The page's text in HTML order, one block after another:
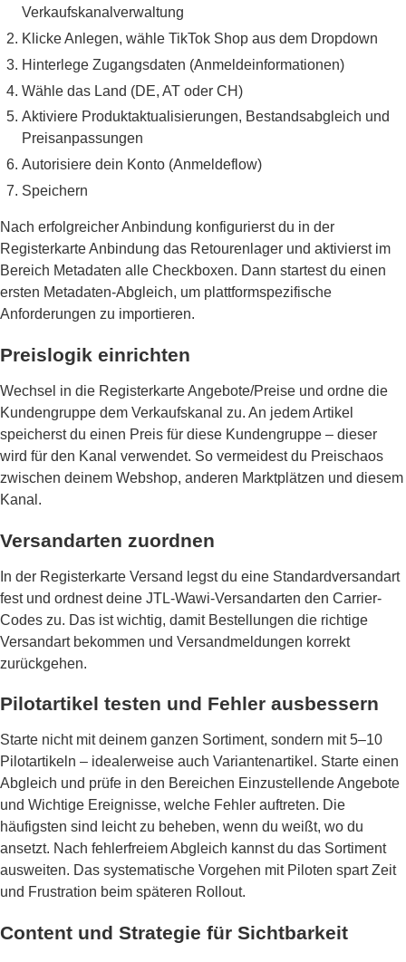
Verkaufskanalverwaltung
Klicke Anlegen, wähle TikTok Shop aus dem Dropdown
Hinterlege Zugangsdaten (Anmeldeinformationen)
Wähle das Land (DE, AT oder CH)
Aktiviere Produktaktualisierungen, Bestandsabgleich und
Preisanpassungen
Autorisiere dein Konto (Anmeldeflow)
Speichern
Nach erfolgreicher Anbindung konfigurierst du in der
Registerkarte Anbindung das Retourenlager und aktivierst im
Bereich Metadaten alle Checkboxen. Dann startest du einen
ersten Metadaten-Abgleich, um plattformspezifische
Anforderungen zu importieren.
Preislogik einrichten
Wechsel in die Registerkarte Angebote/Preise und ordne die
Kundengruppe dem Verkaufskanal zu. An jedem Artikel
speicherst du einen Preis für diese Kundengruppe – dieser
wird für den Kanal verwendet. So vermeidest du Preischaos
zwischen deinem Webshop, anderen Marktplätzen und diesem
Kanal.
Versandarten zuordnen
In der Registerkarte Versand legst du eine Standardversandart
fest und ordnest deine JTL-Wawi-Versandarten den Carrier-
Codes zu. Das ist wichtig, damit Bestellungen die richtige
Versandart bekommen und Versandmeldungen korrekt
zurückgehen.
Pilotartikel testen und Fehler ausbessern
Starte nicht mit deinem ganzen Sortiment, sondern mit 5–10
Pilotartikeln – idealerweise auch Variantenartikel. Starte einen
Abgleich und prüfe in den Bereichen Einzustellende Angebote
und Wichtige Ereignisse, welche Fehler auftreten. Die
häufigsten sind leicht zu beheben, wenn du weißt, wo du
ansetzt. Nach fehlerfreiem Abgleich kannst du das Sortiment
ausweiten. Das systematische Vorgehen mit Piloten spart Zeit
und Frustration beim späteren Rollout.
Content und Strategie für Sichtbarkeit